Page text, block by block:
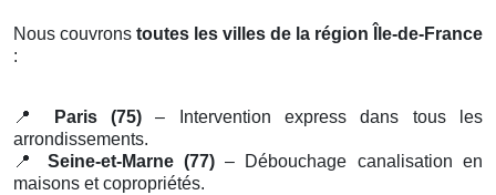
Nous couvrons toutes les villes de la région Île-de-France
:
📍 Paris (75) – Intervention express dans tous les
arrondissements.
📍
Seine-et-Marne (77)– Débouchage canalisation en
maisons et copropriétés.